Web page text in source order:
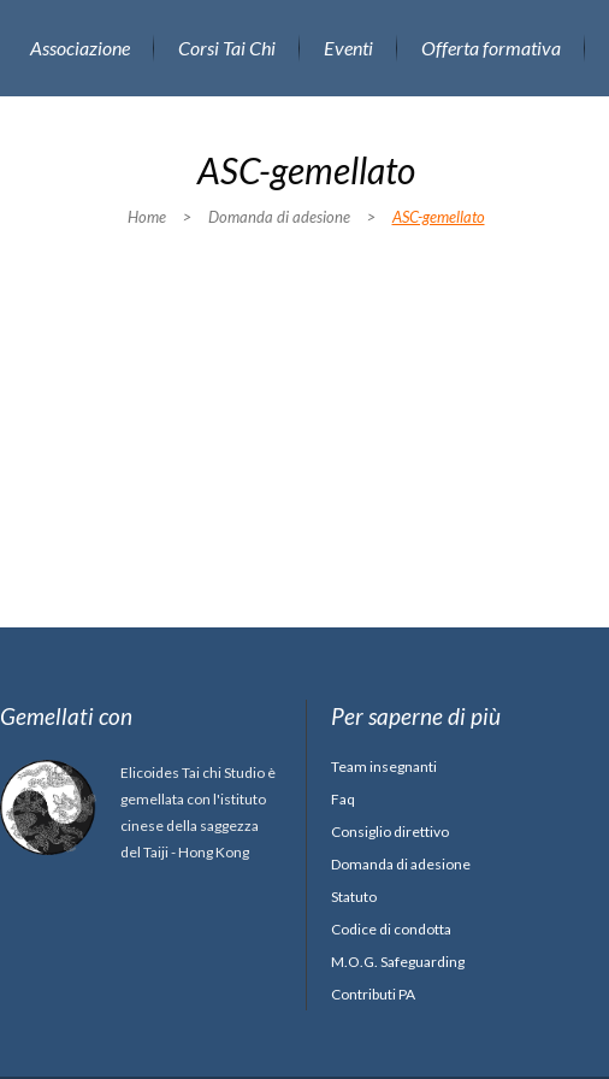
Associazione Corsi Tai Chi Eventi Offerta formativa
ASC-gemellato
Home > Domanda di adesione > ASC-gemellato
Gemellati con
Elicoides Tai chi Studio è
gemellata con l'istituto
cinese della saggezza
del Taiji - Hong Kong
Per saperne di più
Team insegnanti
Faq
Consiglio direttivo
Domanda di adesione
Statuto
Codice di condotta
M.O.G. Safeguarding
Contributi PA